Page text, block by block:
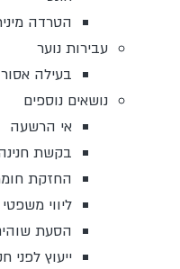
הטרדה
עבירות נוער
בעילה
נושאים נוספים
אי הרשעה
בקשת
החזקת
ליווי
הסעת
ייעוץ לפני